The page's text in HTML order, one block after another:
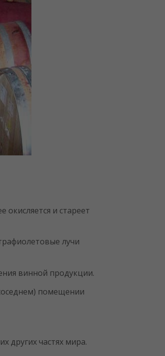
и стареет
лучи
винной продукции.
помещении
других частях мира.